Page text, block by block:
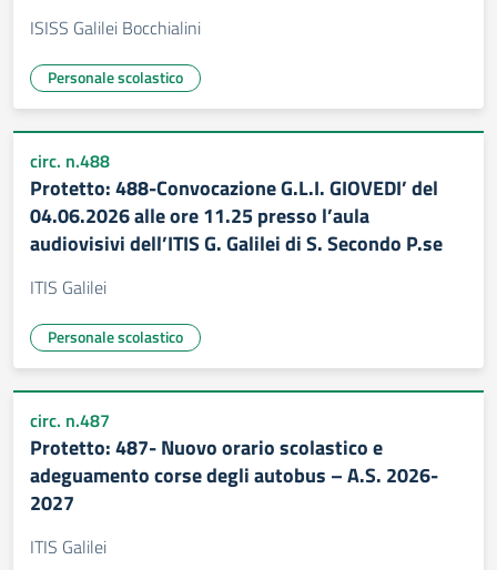
ISISS Galilei Bocchialini
Personale scolastico
circ. n.488
Protetto: 488-Convocazione G.L.I. GIOVEDI’ del
04.06.2026 alle ore 11.25 presso l’aula
audiovisivi dell’ITIS G. Galilei di S. Secondo P.se
ITIS Galilei
Personale scolastico
circ. n.487
Protetto: 487- Nuovo orario scolastico e
adeguamento corse degli autobus – A.S. 2026-
2027
ITIS Galilei